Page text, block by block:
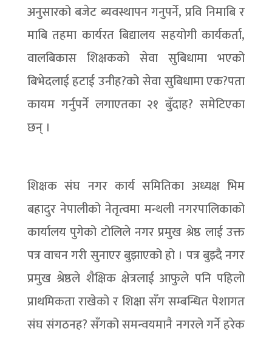
अनुसारको बजेट ब्यवस्थापन गनुपर्ने, प्रवि निमाबि र
माबि तहमा कार्यरत बिद्यालय सहयोगी कार्यकर्ता,
वालबिकास शिक्षकको सेवा सुबिधामा भएको
बिभेदलाई हटाई उनीह?को सेवा सुबिधामा एक?पता
कायम गर्नुपर्ने लगाएतका २१ बुँदाह? समेटिएका
छन् ।
शिक्षक संघ नगर कार्य समितिका अध्यक्ष भिम
बहादुर नेपालीको नेतृत्वमा मन्थली नगरपालिकाको
कार्यालय पुगेको टोलिले नगर प्रमुख श्रेष्ठ लाई उक्त
पत्र वाचन गरी सुनाएर बुझाएको हो । पत्र बुझ्दै नगर
प्रमुख श्रेष्ठले शैक्षिक क्षेत्रलाई आफुले पनि पहिलो
प्राथमिकता राखेको र शिक्षा सँग सम्बन्धित पेशागत
संघ संगठनह? सँगको समन्वयमानै नगरले गर्ने हरेक